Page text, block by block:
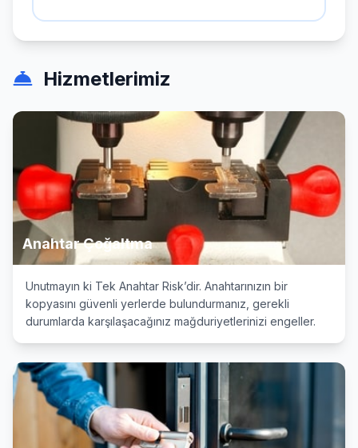
Hizmetlerimiz
Anahtar Çoğaltma
Unutmayın ki Tek Anahtar Risk’dir. Anahtarınızın bir
kopyasını güvenli yerlerde bulundurmanız, gerekli
durumlarda karşılaşacağınız mağduriyetlerinizi engeller.